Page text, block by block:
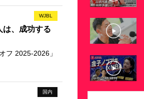
WJBL
、成功する
フ 2025-2026」
国内